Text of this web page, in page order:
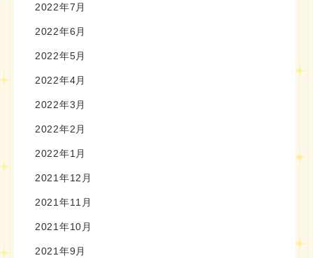
2022年7月
2022年6月
2022年5月
2022年4月
2022年3月
2022年2月
2022年1月
2021年12月
2021年11月
2021年10月
2021年9月